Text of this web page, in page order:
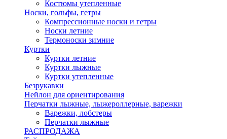
Костюмы утепленные
Носки, гольфы, гетры
Компрессионные носки и гетры
Носки летние
Термоноски зимние
Куртки
Куртки летние
Куртки лыжные
Куртки утепленные
Безрукавки
Нейлон для ориентирования
Перчатки лыжные, лыжероллерные, варежки
Варежки, лобстеры
Перчатки лыжные
РАСПРОДАЖА